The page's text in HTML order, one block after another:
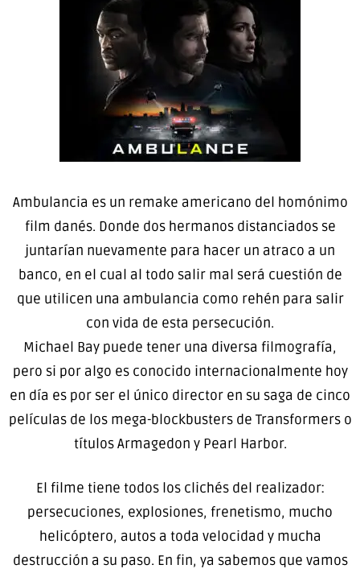
Ambulancia es un remake americano del homónimo
film danés. Donde dos hermanos distanciados se
juntarían nuevamente para hacer un atraco a un
banco, en el cual al todo salir mal será cuestión de
que utilicen una ambulancia como rehén para salir
con vida de esta persecución.
Michael Bay puede tener una diversa filmografía,
pero si por algo es conocido internacionalmente hoy
en día es por ser el único director en su saga de cinco
películas de los mega-blockbusters de Transformers o
títulos Armagedon y Pearl Harbor.
El filme tiene todos los clichés del realizador:
persecuciones, explosiones, frenetismo, mucho
helicóptero, autos a toda velocidad y mucha
destrucción a su paso. En fin, ya sabemos que vamos